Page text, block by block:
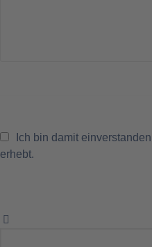
Ich bin damit
erhebt.